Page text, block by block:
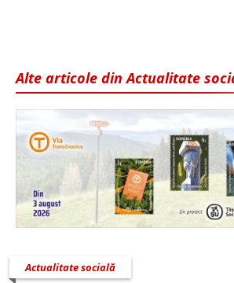
Alte articole din Actualitate
Actualitate socială